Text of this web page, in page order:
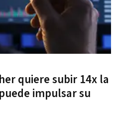
quiere subir 14x la
impulsar su